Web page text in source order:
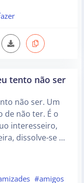
tento não ser
não ser. Um
de não ter. É o
interesseiro,
dissolve-se …
#amigos